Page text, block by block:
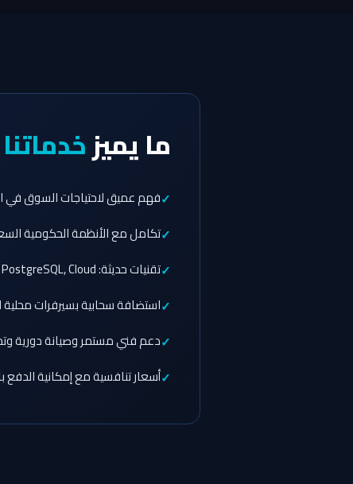
ما يميزخدماتنا
فهم عميق لاحتياجات السوق في
تكامل مع الأنظمة الحكومية
تقنيات حديثة: React, Node.js, TypeScript, PostgreSQL, Cloud
استضافة سحابية بسيرفرات
دعم فني مستمر وصيانة دورية
أسعار تنافسية مع إمكانية الدفع